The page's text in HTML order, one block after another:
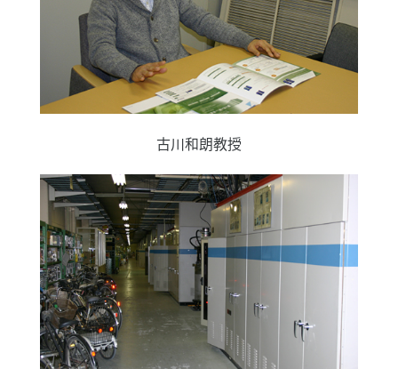
古川和朗教授